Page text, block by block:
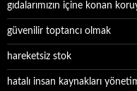
gıdalarımızın içine konan
güvenilir toptancı olmak
hareketsiz stok
hatalı insan kaynakları